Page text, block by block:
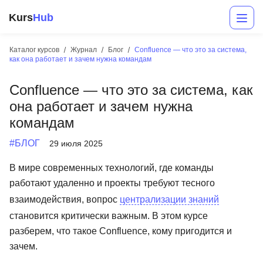
KursHub
Каталог курсов Журнал Блог
Confluence — что это за система,
как она работает и зачем нужна командам
Confluence — что это за система, как
она работает и зачем нужна
командам
#БЛОГ 29 июля 2025
В мире современных технологий, где команды
работают удаленно и проекты требуют тесного
взаимодействия, вопрос централизации знаний
становится критически важным. В этом курсе
разберем, что такое Confluence, кому пригодится и
зачем.
Маркетинг
Дизайн
Аналитика